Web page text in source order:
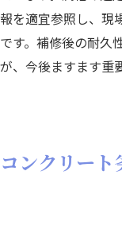
を適宜参照し、現
す。補修後の耐久
、今後ますます重
ンクリート